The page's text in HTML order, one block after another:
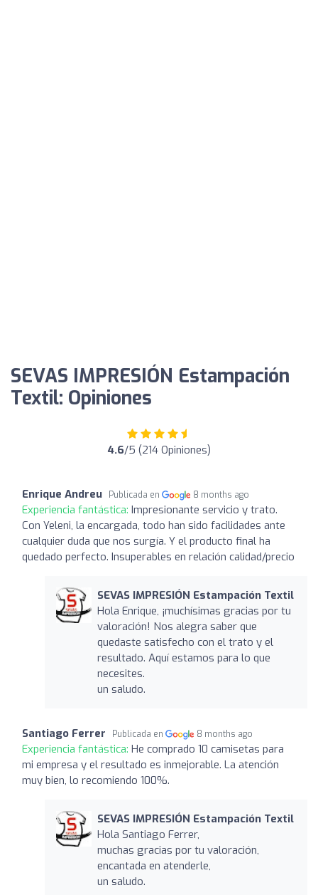
SEVAS IMPRESIÓN Estampación
Textil: Opiniones
4.6/5 (214 Opiniones)
Enrique Andreu Publicada en 8 months ago
Experiencia fantástica: Impresionante servicio y trato.
Con Yeleni, la encargada, todo han sido facilidades ante
cualquier duda que nos surgía. Y el producto final ha
quedado perfecto. Insuperables en relación calidad/precio
SEVAS IMPRESIÓN Estampación Textil
Hola Enrique, ¡muchísimas gracias por tu
valoración! Nos alegra saber que
quedaste satisfecho con el trato y el
resultado. Aquí estamos para lo que
necesites.
un saludo.
Santiago Ferrer Publicada en 8 months ago
Experiencia fantástica: He comprado 10 camisetas para
mi empresa y el resultado es inmejorable. La atención
muy bien, lo recomiendo 100%.
SEVAS IMPRESIÓN Estampación Textil
Hola Santiago Ferrer,
muchas gracias por tu valoración,
encantada en atenderle,
un saludo.